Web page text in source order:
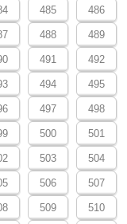
485 486
488 489
491 492
494 495
497 498
500 501
503 504
506 507
509 510